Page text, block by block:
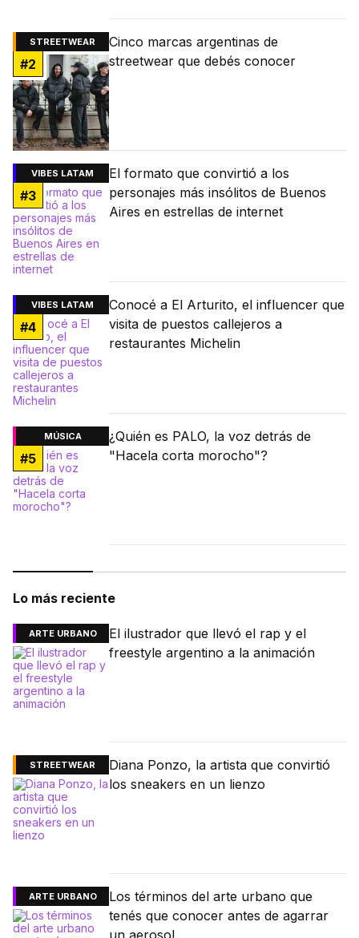
STREETWEAR
#2
Cinco marcas argentinas de
streetwear que debés conocer
VIBES LATAM
#3
El formato que convirtió a los
personajes más insólitos de Buenos
Aires en estrellas de internet
VIBES LATAM
#4
Conocé a El Arturito, el influencer que
visita de puestos callejeros a
restaurantes Michelin
MÚSICA
#5
¿Quién es PALO, la voz detrás de
"Hacela corta morocho"?
Lo más reciente
ARTE URBANO
El ilustrador que llevó el rap y el
freestyle argentino a la animación
STREETWEAR
Diana Ponzo, la artista que convirtió
los sneakers en un lienzo
ARTE URBANO
Los términos del arte urbano que
tenés que conocer antes de agarrar